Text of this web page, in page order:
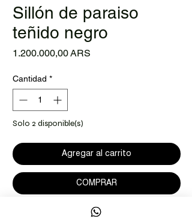
Sillón de paraiso
teñido negro
1.200.000,00 ARS
Cantidad *
Solo 2 disponible(s)
Agregar al carrito
COMPRAR
Sillón de tres patas, de madera maciza.